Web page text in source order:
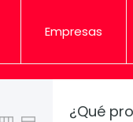
Empresas
¿Qué